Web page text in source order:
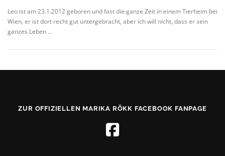
Leo ist am 23.1.2012 geboren und fast die ganze Zeit in einem Tierheim bei
Wien, er ist dort recht gut untergebracht, aber ich will nicht, dass er sein
ganzes Leben …
ZUR OFFIZIELLEN MARIKA RÖKK FACEBOOK FANPAGE